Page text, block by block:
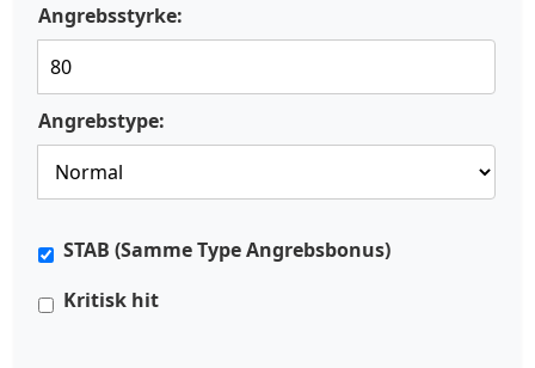
Angrebsstyrke:
Angrebstype:
STAB (Samme Type Angrebsbonus)
Kritisk hit